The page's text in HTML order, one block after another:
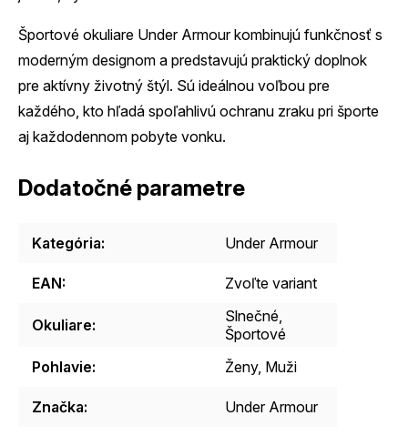
Športové okuliare Under Armour kombinujú funkčnosť s
moderným designom a predstavujú praktický doplnok
pre aktívny životný štýl. Sú ideálnou voľbou pre
každého, kto hľadá spoľahlivú ochranu zraku pri športe
aj každodennom pobyte vonku.
Dodatočné parametre
Kategória: Under Armour
EAN: Zvoľte variant
Okuliare:
Slnečné,
Športové
Pohlavie: Ženy, Muži
Značka: Under Armour